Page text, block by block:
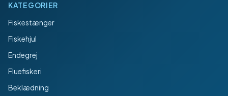
KATEGORIER
Fiskestænger
Fiskehjul
Endegrej
Fluefiskeri
Beklædning